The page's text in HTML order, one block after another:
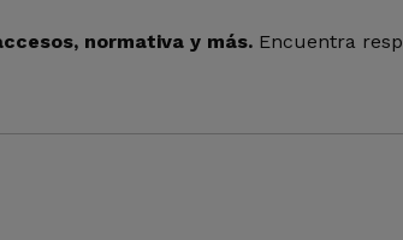
normativa y más. Encuentra